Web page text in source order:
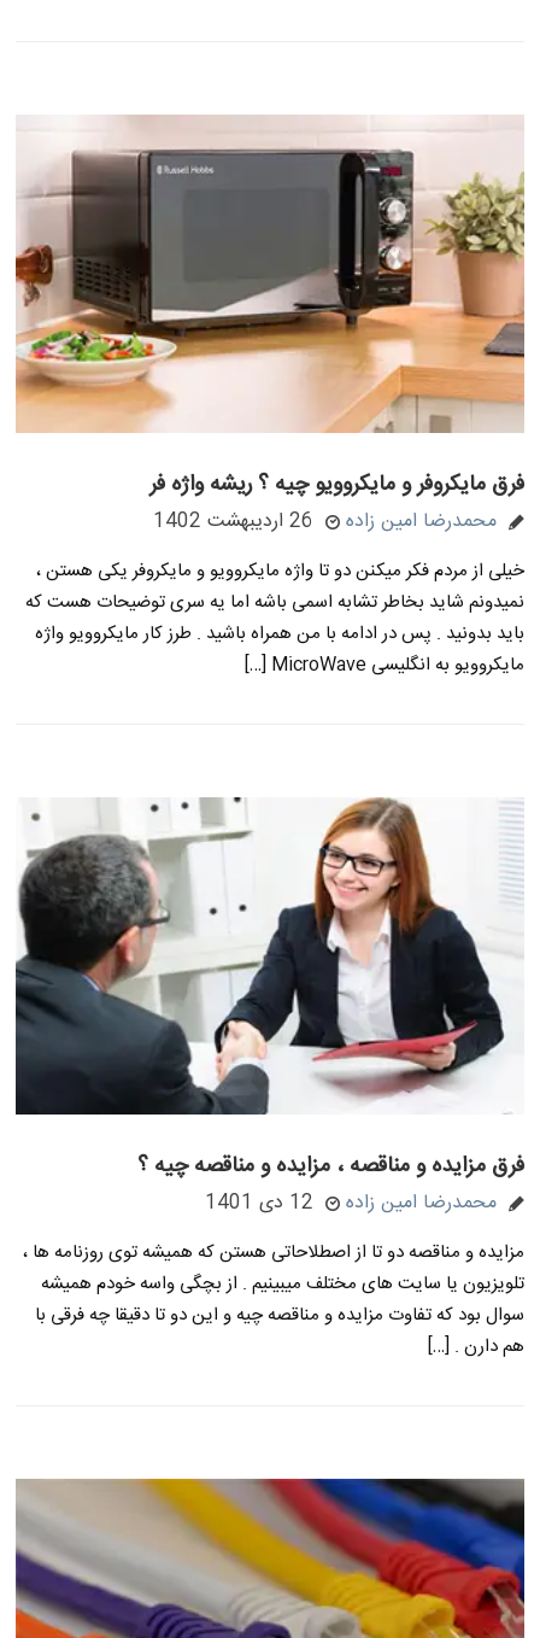
فرق مایکروفر و مایکروویو چیه ؟ ریشه واژه فر
محمدرضا امین زاده 26 اردیبهشت 1402
خیلی از مردم فکر میکنن دو تا واژه مایکروویو و مایکروفر یکی هستن ،
نمیدونم شاید بخاطر تشابه اسمی باشه اما یه سری توضیحات هست که
باید بدونید . پس در ادامه با من همراه باشید . طرز کار مایکروویو واژه
مایکروویو به انگلیسی MicroWave […]
فرق مزایده و مناقصه ، مزایده و مناقصه چیه ؟
محمدرضا امین زاده 12 دی 1401
مزایده و مناقصه دو تا از اصطلاحاتی هستن که همیشه توی روزنامه ها ،
تلویزیون یا سایت های مختلف میبینیم . از بچگی واسه خودم همیشه
سوال بود که تفاوت مزایده و مناقصه چیه و این دو تا دقیقا چه فرقی با
هم دارن . […]